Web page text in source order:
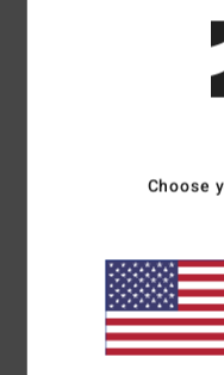
Schütze und genieße
Horizon Pro
Baumwolle und
gefertigt ist. Diese
und Micro Repel-
Komfort. Mit einem
einer praktischen
Choose